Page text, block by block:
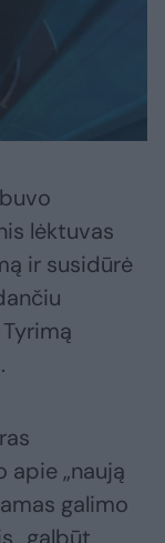
lėktuvas
ir susidūrė
apie „naują
galimo